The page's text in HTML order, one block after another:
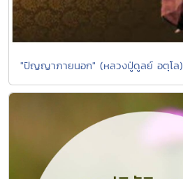
"ปัญญาภายนอก" (หลวงปู่ดูลย์ อตุโล)